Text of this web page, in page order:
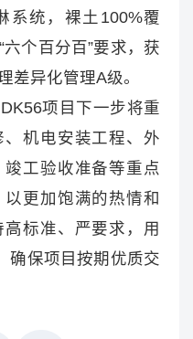
系统，裸土100%覆
个百分百”要求，获
差异化管理A级。
项目下一步将重
机电安装工程、外
工验收准备等重点
更加饱满的热情和
标准、严要求，用
确保项目按期优质交